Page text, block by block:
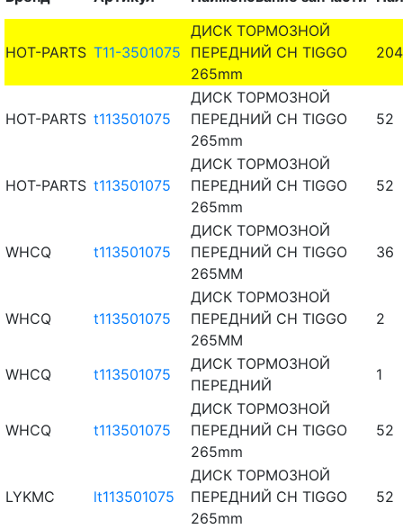
HOT-PARTS T11-3501075
ДИСК ТОРМОЗНОЙ
ПЕРЕДНИЙ CH TIGGO
265mm
204
HOT-PARTS t113501075
ДИСК ТОРМОЗНОЙ
ПЕРЕДНИЙ CH TIGGO
265mm
52
HOT-PARTS t113501075
ДИСК ТОРМОЗНОЙ
ПЕРЕДНИЙ CH TIGGO
265mm
52
WHCQ t113501075
ДИСК ТОРМОЗНОЙ
ПЕРЕДНИЙ CH TIGGO
265MM
36
WHCQ t113501075
ДИСК ТОРМОЗНОЙ
ПЕРЕДНИЙ CH TIGGO
265MM
2
WHCQ t113501075
ДИСК ТОРМОЗНОЙ
ПЕРЕДНИЙ
1
WHCQ t113501075
ДИСК ТОРМОЗНОЙ
ПЕРЕДНИЙ CH TIGGO
265mm
52
LYKMC lt113501075
ДИСК ТОРМОЗНОЙ
ПЕРЕДНИЙ CH TIGGO
265mm
52